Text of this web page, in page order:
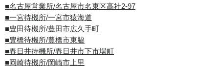
■名古屋営業所/名古屋市名東区高社2-97
■一宮待機所/一宮市猿海道
■豊田待機所/豊田市広久手町
■豊橋待機所/豊橋市東脇
■春日井待機所/春日井市下市場町
■岡崎待機所/岡崎市上里